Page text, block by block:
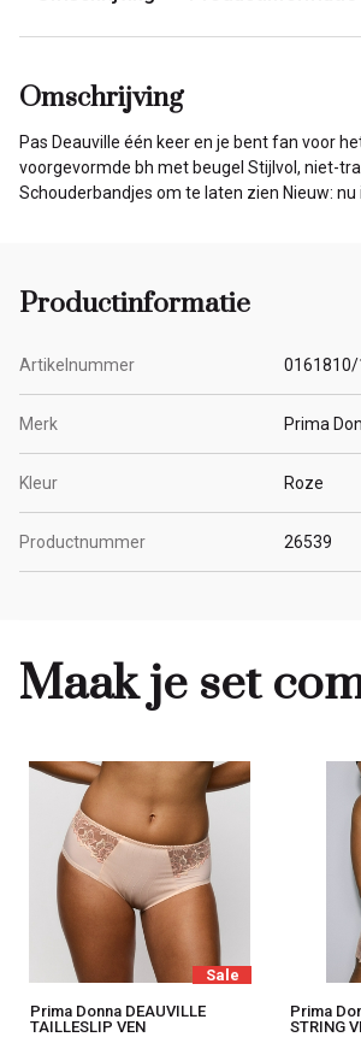
Omschrijving
Pas Deauville één keer en je bent fan voor
voorgevormde bh met beugel Stijlvol, niet-
Schouderbandjes om te laten zien Nieuw:
Productinformatie
Artikelnummer 0161810/
Merk Prima
Kleur Roze
Productnummer 26539
Maak je set
Sale
Prima Donna DEAUVILLE
TAILLESLIP VEN
Prima
STRING